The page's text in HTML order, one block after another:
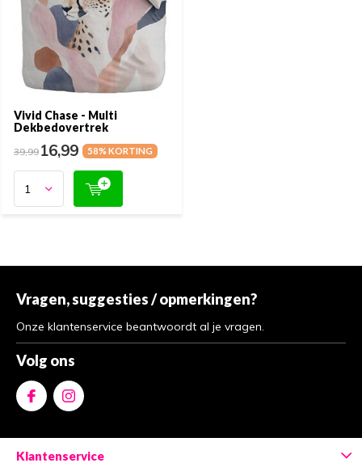
Vivid Chase - Multi
Dekbedovertrek
39,9916,99 58% KORTING
Vragen, suggesties / opmerkingen?
Onze klantenservice beantwoordt al je vragen.
Volg ons
Klantenservice